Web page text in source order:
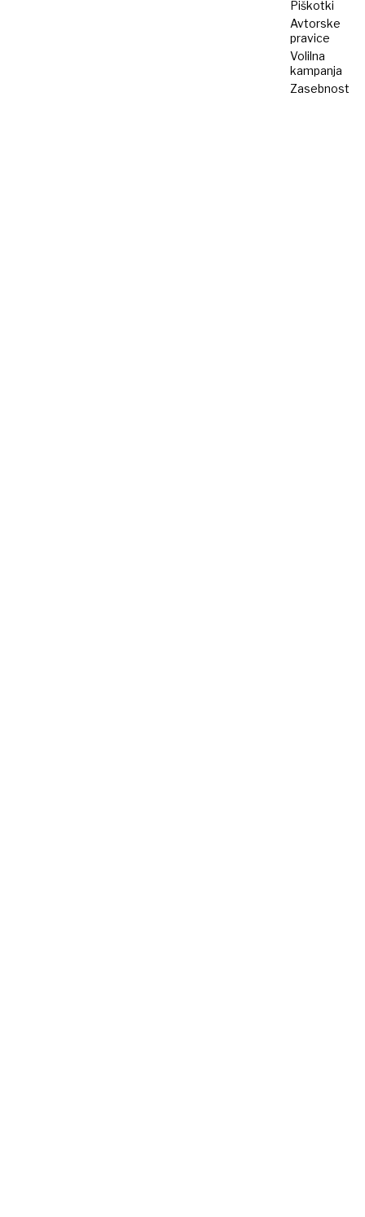
Piškotki
Avtorske
pravice
Volilna
kampanja
Zasebnost